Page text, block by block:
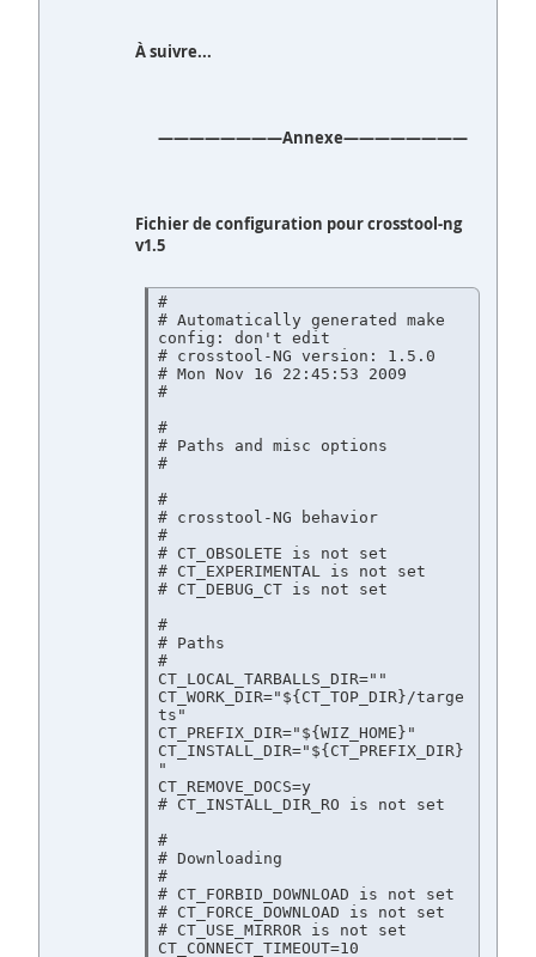
À suivre...
————————Annexe————————
Fichier de configuration pour crosstool-ng
v1.5
#
# Automatically generated make
config: don't edit
# crosstool-NG version: 1.5.0
# Mon Nov 16 22:45:53 2009
#
#
# Paths and misc options
#
#
# crosstool-NG behavior
#
# CT_OBSOLETE is not set
# CT_EXPERIMENTAL is not set
# CT_DEBUG_CT is not set
#
# Paths
#
CT_LOCAL_TARBALLS_DIR=""
CT_WORK_DIR="${CT_TOP_DIR}/targe
ts"
CT_PREFIX_DIR="${WIZ_HOME}"
CT_INSTALL_DIR="${CT_PREFIX_DIR}
"
CT_REMOVE_DOCS=y
# CT_INSTALL_DIR_RO is not set
#
# Downloading
#
# CT_FORBID_DOWNLOAD is not set
# CT_FORCE_DOWNLOAD is not set
# CT_USE_MIRROR is not set
CT_CONNECT_TIMEOUT=10